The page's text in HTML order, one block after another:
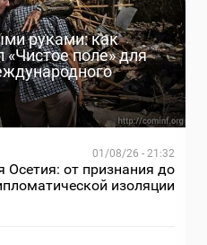
руками: как
поле» для
01/08/26 - 21:32
от признания до
изоляции